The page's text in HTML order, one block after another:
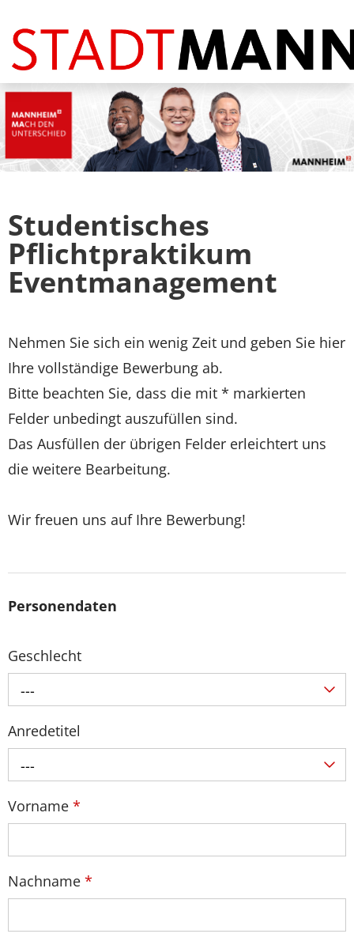
Stellenangebote
Studentisches
Pflichtpraktikum
Eventmanagement
Nehmen Sie sich ein wenig Zeit und geben Sie hier
Ihre vollständige Bewerbung ab.
Bitte beachten Sie, dass die mit * markierten
Felder unbedingt auszufüllen sind.
Das Ausfüllen der übrigen Felder erleichtert uns
die weitere Bearbeitung.
Wir freuen uns auf Ihre Bewerbung!
Personendaten
Geschlecht
---
Anredetitel
---
Vorname *
Nachname *